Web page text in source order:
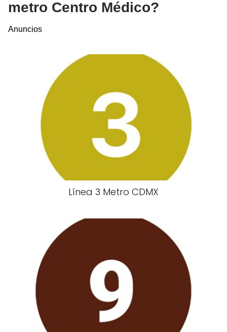
metro Centro Médico?
Anuncios
Línea 3 Metro CDMX